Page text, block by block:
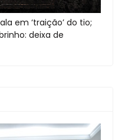
em ‘traição’ do tio;
deixa de